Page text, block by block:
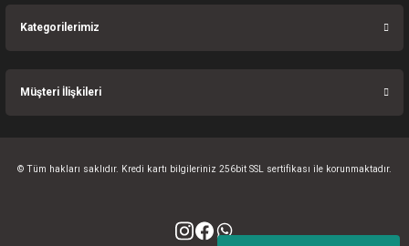
Kategorilerimiz
Müşteri İlişkileri
© Tüm hakları saklıdır. Kredi kartı bilgileriniz 256bit SSL sertifikası ile korunmaktadır.